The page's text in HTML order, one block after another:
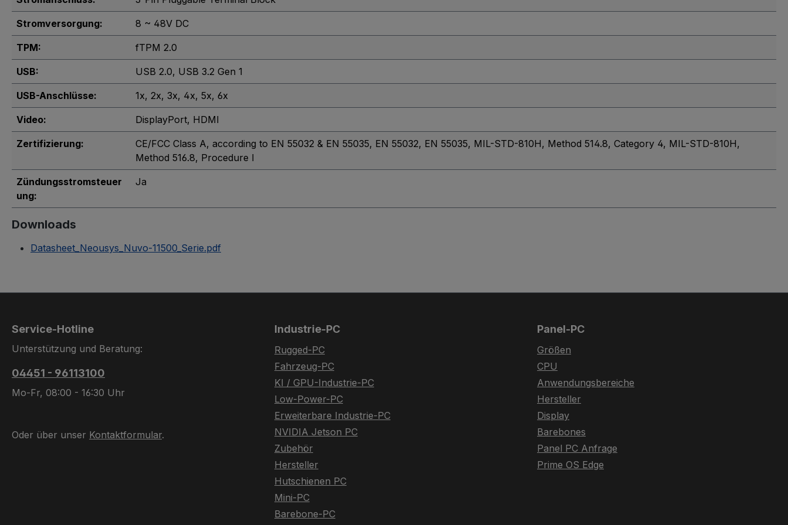
Stromversorgung: 8 ~ 48V DC
TPM: fTPM 2.0
USB: USB 2.0, USB 3.2 Gen 1
USB-Anschlüsse: 1x, 2x, 3x, 4x, 5x, 6x
Video: DisplayPort, HDMI
Zertifizierung: CE/FCC Class A, according to EN 55032 & EN 55035, EN 55032, EN 55035, MIL-STD-810H, Method 514.8, Category 4, MIL-STD-810H,
Method 516.8, Procedure I
Zündungsstromsteuer
ung:
Ja
Downloads
Datasheet_Neousys_Nuvo-11500_Serie.pdf
Service-Hotline
Unterstützung und Beratung:
04451 - 96113100
Mo-Fr, 08:00 - 16:30 Uhr
Oder über unser Kontaktformular.
Industrie-PC
Rugged-PC
Fahrzeug-PC
KI / GPU-Industrie-PC
Low-Power-PC
Erweiterbare Industrie-PC
NVIDIA Jetson PC
Zubehör
Hersteller
Hutschienen PC
Mini-PC
Barebone-PC
Panel-PC
Größen
CPU
Anwendungsbereiche
Hersteller
Display
Barebones
Panel PC Anfrage
Prime OS Edge